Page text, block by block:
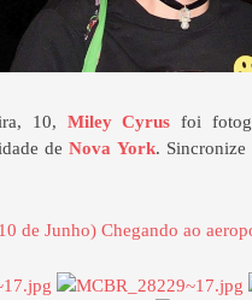
10, Miley Cyrus foi
de Nova York. Sincronize
de Junho) Chegando ao